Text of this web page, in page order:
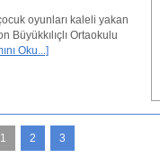
1 2 3